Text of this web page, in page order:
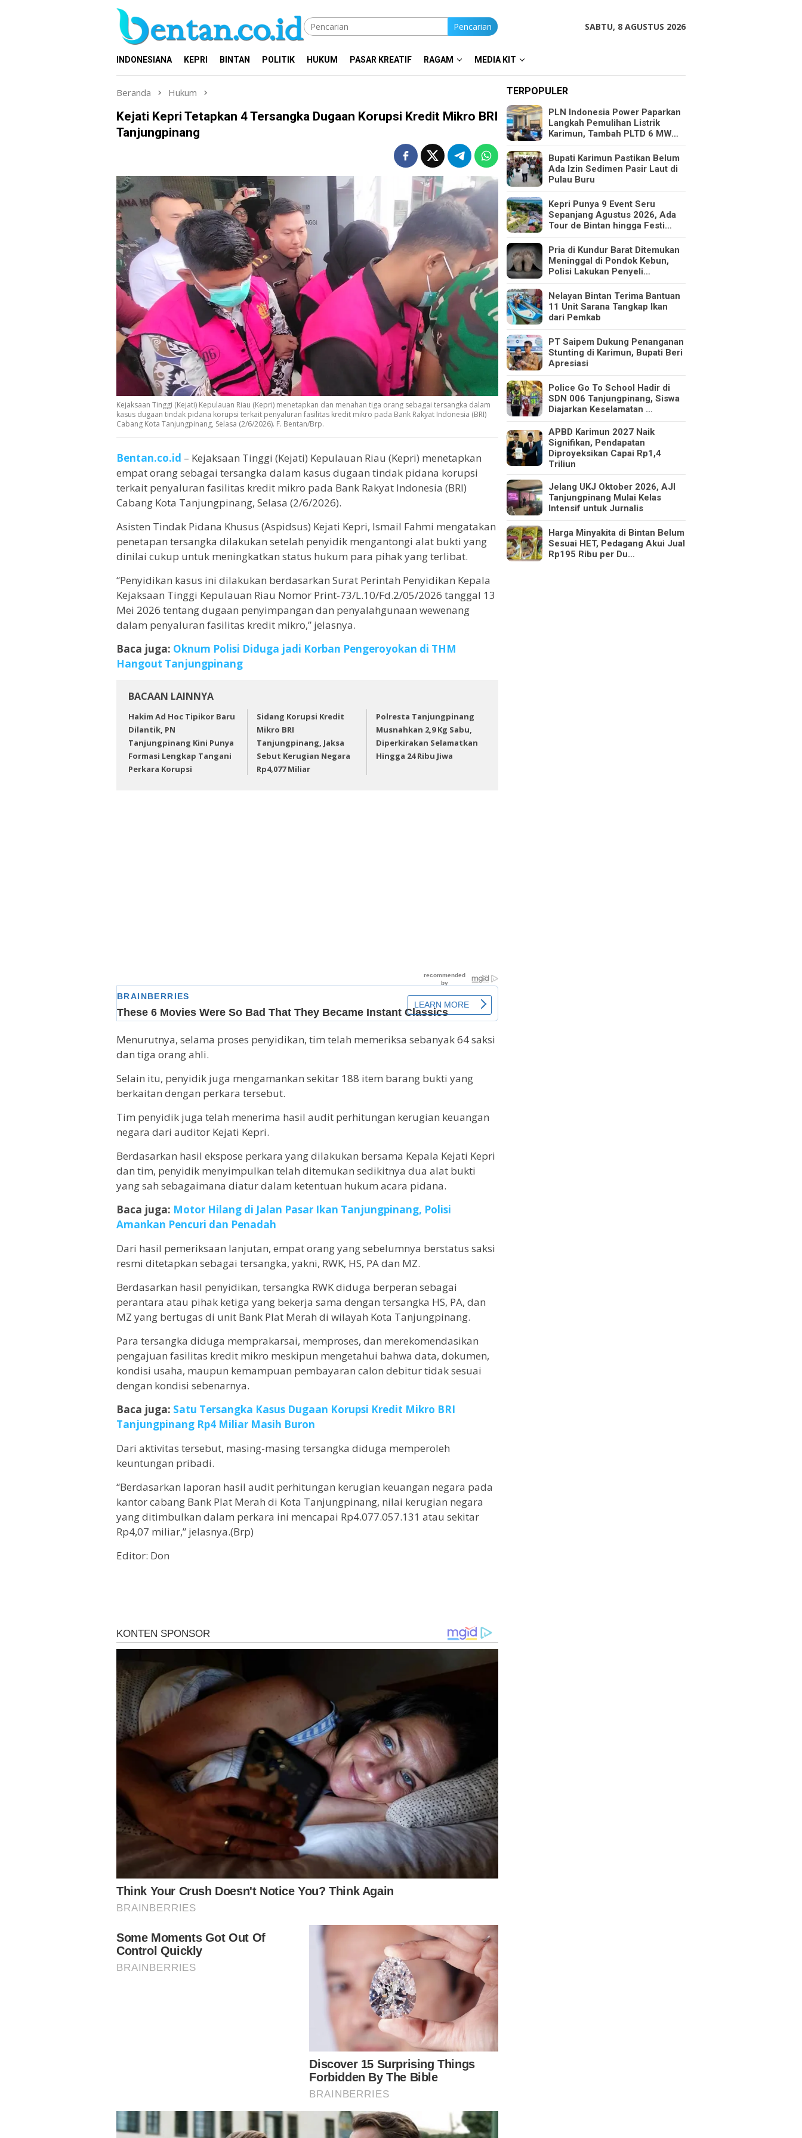
Pencarian SABTU, 8 AGUSTUS 2026
INDONESIANA KEPRI BINTAN POLITIK HUKUM PASAR KREATIF RAGAM MEDIA KIT
Beranda Hukum
Kejati Kepri Tetapkan 4 Tersangka Dugaan Korupsi Kredit Mikro BRI
Tanjungpinang
Kejaksaan Tinggi (Kejati) Kepulauan Riau (Kepri) menetapkan dan menahan tiga orang sebagai tersangka dalam
kasus dugaan tindak pidana korupsi terkait penyaluran fasilitas kredit mikro pada Bank Rakyat Indonesia (BRI)
Cabang Kota Tanjungpinang, Selasa (2/6/2026). F. Bentan/Brp.
Bentan.co.id – Kejaksaan Tinggi (Kejati) Kepulauan Riau (Kepri) menetapkan
empat orang sebagai tersangka dalam kasus dugaan tindak pidana korupsi
terkait penyaluran fasilitas kredit mikro pada Bank Rakyat Indonesia (BRI)
Cabang Kota Tanjungpinang, Selasa (2/6/2026).
Asisten Tindak Pidana Khusus (Aspidsus) Kejati Kepri, Ismail Fahmi mengatakan
penetapan tersangka dilakukan setelah penyidik mengantongi alat bukti yang
dinilai cukup untuk meningkatkan status hukum para pihak yang terlibat.
“Penyidikan kasus ini dilakukan berdasarkan Surat Perintah Penyidikan Kepala
Kejaksaan Tinggi Kepulauan Riau Nomor Print-73/L.10/Fd.2/05/2026 tanggal 13
Mei 2026 tentang dugaan penyimpangan dan penyalahgunaan wewenang
dalam penyaluran fasilitas kredit mikro,” jelasnya.
Baca juga: Oknum Polisi Diduga jadi Korban Pengeroyokan di THM
Hangout Tanjungpinang
BACAAN LAINNYA
Hakim Ad Hoc Tipikor Baru
Dilantik, PN
Tanjungpinang Kini Punya
Formasi Lengkap Tangani
Perkara Korupsi
Sidang Korupsi Kredit
Mikro BRI
Tanjungpinang, Jaksa
Sebut Kerugian Negara
Rp4,077 Miliar
Polresta Tanjungpinang
Musnahkan 2,9 Kg Sabu,
Diperkirakan Selamatkan
Hingga 24 Ribu Jiwa
Menurutnya, selama proses penyidikan, tim telah memeriksa sebanyak 64 saksi
dan tiga orang ahli.
Selain itu, penyidik juga mengamankan sekitar 188 item barang bukti yang
berkaitan dengan perkara tersebut.
Tim penyidik juga telah menerima hasil audit perhitungan kerugian keuangan
negara dari auditor Kejati Kepri.
Berdasarkan hasil ekspose perkara yang dilakukan bersama Kepala Kejati Kepri
dan tim, penyidik menyimpulkan telah ditemukan sedikitnya dua alat bukti
yang sah sebagaimana diatur dalam ketentuan hukum acara pidana.
Baca juga: Motor Hilang di Jalan Pasar Ikan Tanjungpinang, Polisi
Amankan Pencuri dan Penadah
Dari hasil pemeriksaan lanjutan, empat orang yang sebelumnya berstatus saksi
resmi ditetapkan sebagai tersangka, yakni, RWK, HS, PA dan MZ.
Berdasarkan hasil penyidikan, tersangka RWK diduga berperan sebagai
perantara atau pihak ketiga yang bekerja sama dengan tersangka HS, PA, dan
MZ yang bertugas di unit Bank Plat Merah di wilayah Kota Tanjungpinang.
Para tersangka diduga memprakarsai, memproses, dan merekomendasikan
pengajuan fasilitas kredit mikro meskipun mengetahui bahwa data, dokumen,
kondisi usaha, maupun kemampuan pembayaran calon debitur tidak sesuai
dengan kondisi sebenarnya.
Baca juga: Satu Tersangka Kasus Dugaan Korupsi Kredit Mikro BRI
Tanjungpinang Rp4 Miliar Masih Buron
Dari aktivitas tersebut, masing-masing tersangka diduga memperoleh
keuntungan pribadi.
“Berdasarkan laporan hasil audit perhitungan kerugian keuangan negara pada
kantor cabang Bank Plat Merah di Kota Tanjungpinang, nilai kerugian negara
yang ditimbulkan dalam perkara ini mencapai Rp4.077.057.131 atau sekitar
Rp4,07 miliar,” jelasnya.(Brp)
Editor: Don
TERPOPULER
PLN Indonesia Power Paparkan
Langkah Pemulihan Listrik
Karimun, Tambah PLTD 6 MW…
Bupati Karimun Pastikan Belum
Ada Izin Sedimen Pasir Laut di
Pulau Buru
Kepri Punya 9 Event Seru
Sepanjang Agustus 2026, Ada
Tour de Bintan hingga Festi…
Pria di Kundur Barat Ditemukan
Meninggal di Pondok Kebun,
Polisi Lakukan Penyeli…
Nelayan Bintan Terima Bantuan
11 Unit Sarana Tangkap Ikan
dari Pemkab
PT Saipem Dukung Penanganan
Stunting di Karimun, Bupati Beri
Apresiasi
Police Go To School Hadir di
SDN 006 Tanjungpinang, Siswa
Diajarkan Keselamatan …
APBD Karimun 2027 Naik
Signifikan, Pendapatan
Diproyeksikan Capai Rp1,4
Triliun
Jelang UKJ Oktober 2026, AJI
Tanjungpinang Mulai Kelas
Intensif untuk Jurnalis
Harga Minyakita di Bintan Belum
Sesuai HET, Pedagang Akui Jual
Rp195 Ribu per Du…